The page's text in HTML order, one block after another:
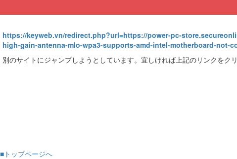
https://keyweb.vn/redirect.php?url=https://power-pc-
high-gain-antenna-mlo-wpa3-supports-amd-intel-motherboard-not-
別のサイトにジャンプしようとしています。宜しければ上記のリンクをク
■トップページへ